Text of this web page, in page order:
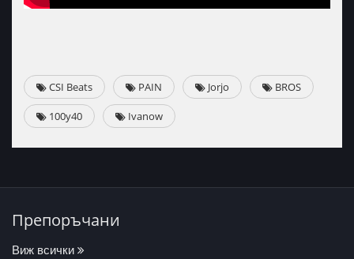
CSI Beats PAIN Jorjo BROS
100y40 Ivanow
Препоръчани
Виж всички